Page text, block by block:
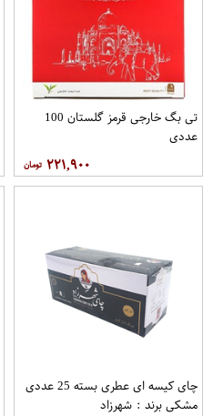
تی بگ خارجی قرمز گلستان 100
عددی
۲۲۱,۹۰۰
چای کیسه ای عطری بسته 25 عددی
مشکی برند : شهرزاد